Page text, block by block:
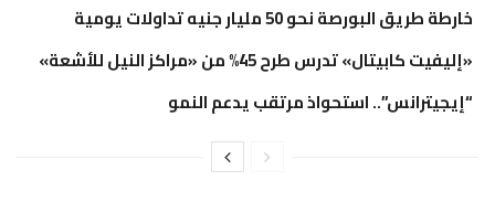
خارطة طريق البورصة نحو 50 مليار جنيه تداولات يومية
«إليفيت كابيتال» تدرس طرح 45% من «مراكز النيل للأشعة»
“إيجيترانس”.. استحواذ مرتقب يدعم النمو